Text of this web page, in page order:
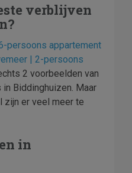
verblijven
persoons appartement
| 2-persoons
2 voorbeelden van
Biddinghuizen. Maar
zijn er veel meer te
in